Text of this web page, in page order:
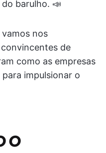
barulho. 📣
nos
de
como as empresas
impulsionar o
o